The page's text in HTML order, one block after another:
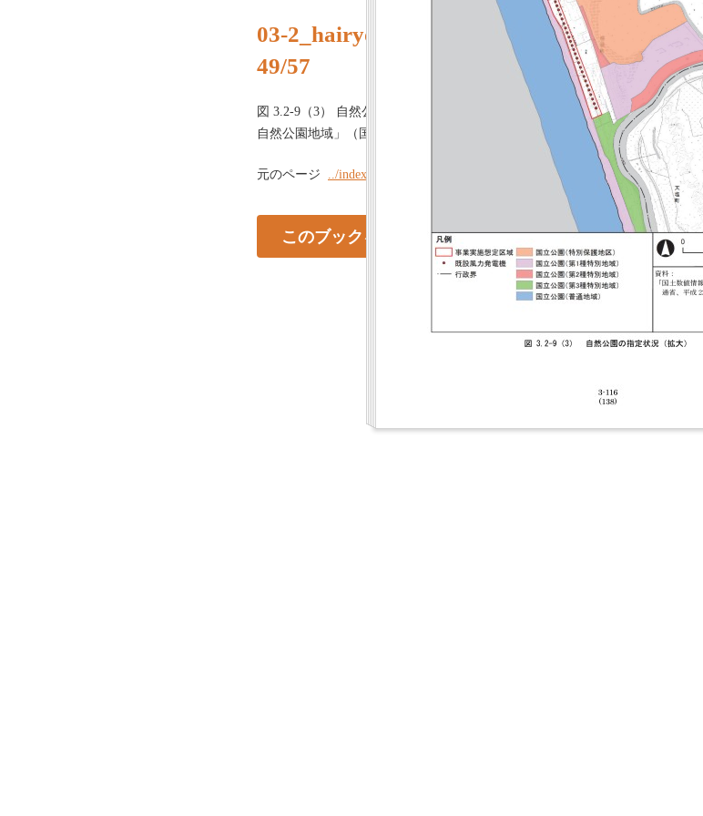
03-2_hairyosyo
49/57
図 3.2-9（3） 自然公園の指定状況（拡大） 資料： 「国土数値情報
自然公園地域」（国土交通省、平成22年度） 3-116 (138)
元のページ ../index.html#49
このブックを見る